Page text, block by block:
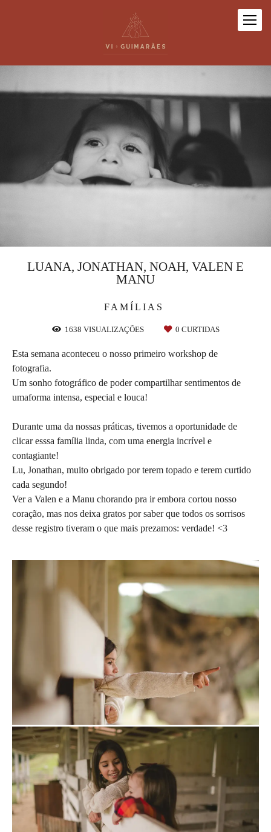
FAMÍLIAS
LUANA, JONATHAN, NOAH, VALEN E
MANU
1638 VISUALIZAÇÕES 0 CURTIDAS
Esta semana aconteceu o nosso primeiro workshop de
fotografia.
Um sonho fotográfico de poder compartilhar sentimentos de
umaforma intensa, especial e louca!
Durante uma da nossas práticas, tivemos a oportunidade de
clicar esssa família linda, com uma energia incrível e
contagiante!
Lu, Jonathan, muito obrigado por terem topado e terem curtido
cada segundo!
Ver a Valen e a Manu chorando pra ir embora cortou nosso
coração, mas nos deixa gratos por saber que todos os sorrisos
desse registro tiveram o que mais prezamos: verdade! <3